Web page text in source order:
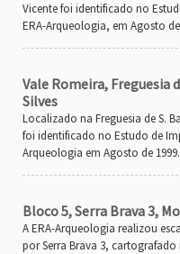
Vicente foi identificado no
ERA-Arqueologia, em Agosto de
Vale Romeira, Freguesia
Silves
Localizado na Freguesia de S.
foi identificado no Estudo de
Arqueologia em Agosto de 1999.
Bloco 5, Serra Brava 3,
A ERA-Arqueologia realizou
por Serra Brava 3,